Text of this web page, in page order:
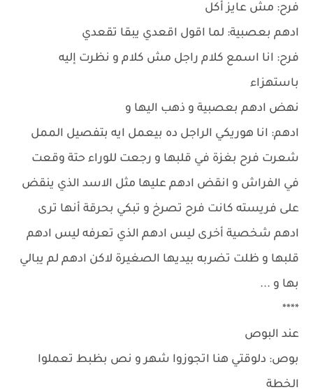
فرح: مش عايز أكل
ادهم بعصبية: لما اقول اقعدي يبقا تقعدي
فرح: انا اسمع كلام راجل مش كلام و نظرت إليه
باستهزاء
نهض ادهم بعصبية و ذهب اليها و
ادهم: انا هوريكي الراجل ده بيعمل ايه بتفصيل الممل
شعرت فرح بغزة في قلبها و رجعت للوراء حتة وقعت
في الفراش و انقض ادهم عليها مثل الاسد الذي ينقض
على فريسته كانت فرح تصرخ و تبكي بحرقة أنها ترى
ادهم شخصية أخرى ليس ادهم الذي تعرفه ليس ادهم
قلبها و ظلت تضربه بيديها الصغيرة لاكن ادهم لم يبالي
بها و ...
****
عند البوص
بوص: دلوقتي هنا اتجوزوا شهر و نص بظبط تعملوا
الخطة